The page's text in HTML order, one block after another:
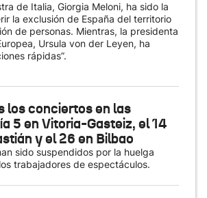
de Italia, Giorgia Meloni, ha sido la
la exclusión de España del territorio
de personas. Mientras, la presidenta
Ursula von der Leyen, ha
rápidas”.
los conciertos en las
5 en Vitoria-Gasteiz, el 14
y el 26 en Bilbao
sido suspendidos por la huelga
trabajadores de espectáculos.